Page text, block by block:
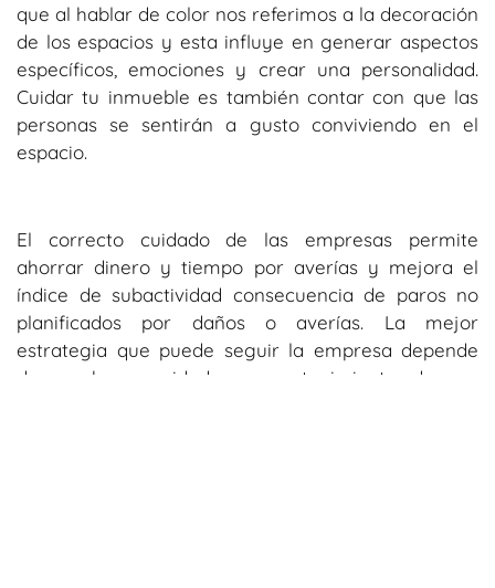
que al hablar de color nos referimos a la decoración
de los espacios y esta influye en generar aspectos
específicos, emociones y crear una personalidad.
Cuidar tu inmueble es también contar con que las
personas se sentirán a gusto conviviendo en el
espacio.
El correcto cuidado de las empresas permite
ahorrar dinero y tiempo por averías y mejora el
índice de subactividad consecuencia de paros no
planificados por daños o averías. La mejor
estrategia que puede seguir la empresa depende
de un buen cuidado y mantenimiento de sus